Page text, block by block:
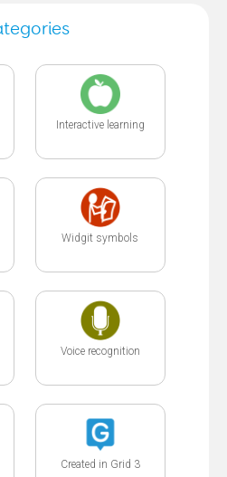
Interactive learning
Widgit symbols
Voice recognition
Created in Grid 3